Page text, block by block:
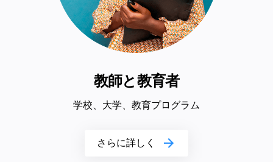
教師と教育者
学校、大学、教育プログラム
さらに詳しく